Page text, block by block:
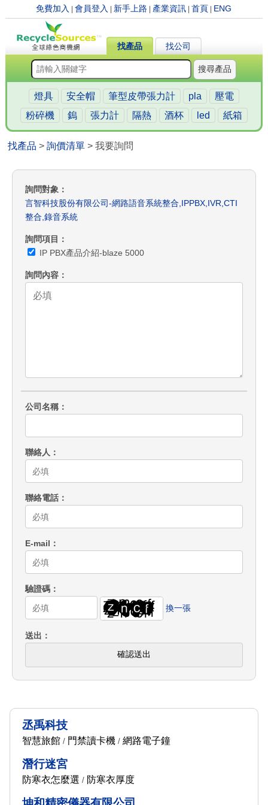
免費加入 |會員登入 新手上路 產業資訊 |首頁 ENG
找產品 找公司
搜尋產品
燈具 安全帽 筆型皮帶張力計 pla
壓電
粉碎機
鎢 張力計 隔熱 酒杯 led 紙箱
找產品 >詢價清單 > 我要詢問
詢問對象
言智科技股份有限公司-網路語音系統整合,IPPBX,IVR,CTI
整合,錄音系統
詢問項目
IP PBX產品介紹-blaze 5000
詢問內容
公司名稱
聯絡人
聯絡電話
E-mail
驗證碼
換一張
送出
確認送出
丞禹科技
智慧旅館/ 門禁讀卡機/ 網路電子鐘
潛行迷宮
防寒衣怎麼選 / 防寒衣厚度